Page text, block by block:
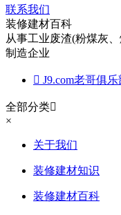
联系我们
装修建材百科
从事工业废渣(粉煤灰
制造企业
 J9.com老哥俱乐
全部分类
×
关于我们
装修建材知识
装修建材百科